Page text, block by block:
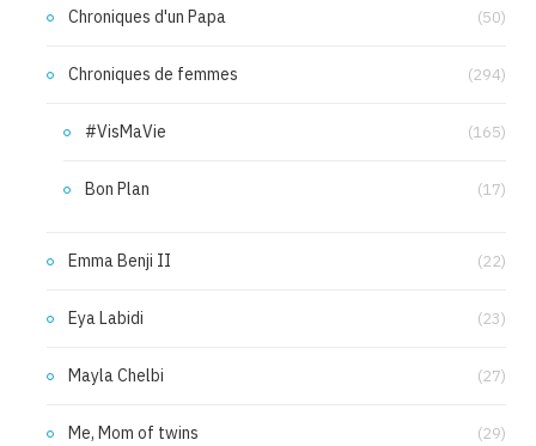
Chroniques d'un Papa (50)
Chroniques de femmes (294)
#VisMaVie (165)
Bon Plan (17)
Emma Benji II (22)
Eya Labidi (23)
Mayla Chelbi (27)
Me, Mom of twins (29)